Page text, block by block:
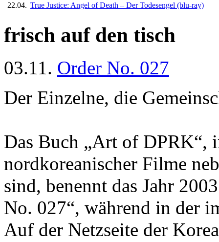
22.04. True Justice: Angel of Death – Der Todesengel (blu-ray)
frisch auf den tisch
03.11. Order No. 027
Der Einzelne, die
Das Buch „Art of DPRK“,
nordkoreanischer Filme
sind, benennt das Jahr
No. 027“, während in der
Auf der Netzseite der